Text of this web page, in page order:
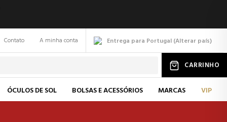
Entrega para Portugal (Alterar país)
Contato A minha conta
CARRINHO
ÓCULOS DE SOL BOLSAS E ACESSÓRIOS MARCAS VIP